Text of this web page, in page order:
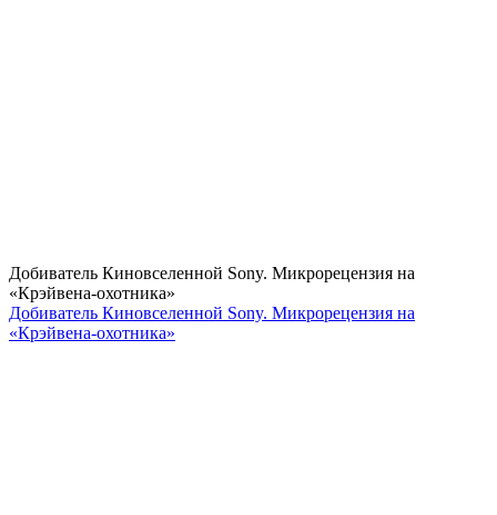
Добиватель Киновселенной Sony. Микрорецензия на
«Крэйвена-охотника»
Добиватель Киновселенной Sony. Микрорецензия на
«Крэйвена-охотника»